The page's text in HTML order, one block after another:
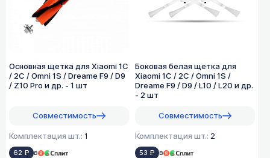
Основная щетка для Xiaomi 1C
/ 2C / Omni 1S / Dreame F9 / D9
/ Z10 Pro и др. - 1 шт
Совместимость
Комплектация шт.: 1
62 ₽ в
Боковая белая щетка для
Xiaomi 1C / 2C / Omni 1S /
Dreame F9 / D9 / L10 / L20 и др.
- 2 шт
Совместимость
Комплектация шт.: 2
53 ₽ в